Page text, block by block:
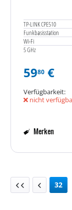
TP-LINK CPE510
Funkbasisstation
Wi-Fi
5 GHz
5980 €
Verfügbarkeit:
nicht
Merken
32